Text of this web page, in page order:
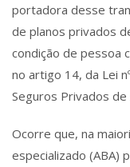
portadora desse
de planos privados
condição de pessoa
no artigo 14, da Lei
Seguros Privados de
Ocorre que, na
especializado (ABA)